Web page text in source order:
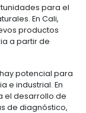
y cuidado
para
Una de las
para
más fuertes y
En conclusión
país”, reseña